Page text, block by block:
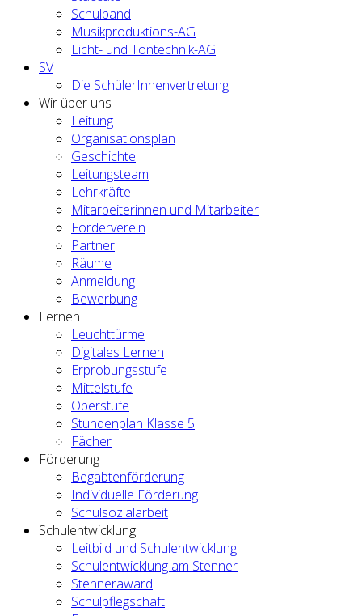
Schulband
Musikproduktions-AG
Licht- und Tontechnik-AG
SV
Die SchülerInnenvertretung
Wir über uns
Leitung
Organisationsplan
Geschichte
Leitungsteam
Lehrkräfte
Mitarbeiterinnen und Mitarbeiter
Förderverein
Partner
Räume
Anmeldung
Bewerbung
Lernen
Leuchttürme
Digitales Lernen
Erprobungsstufe
Mittelstufe
Oberstufe
Stundenplan Klasse 5
Fächer
Förderung
Begabtenförderung
Individuelle Förderung
Schulsozialarbeit
Schulentwicklung
Leitbild und Schulentwicklung
Schulentwicklung am Stenner
Stenneraward
Schulpflegschaft